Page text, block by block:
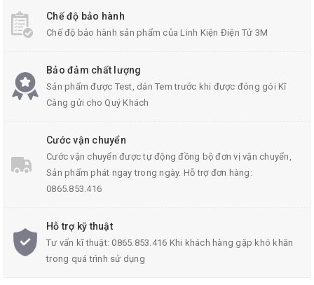
Chế độ bảo hành
Chế độ bảo hành sản phẩm của Linh Kiện Điện Tử 3M
Bảo đảm chất lượng
Sản phẩm được Test, dán Tem trước khi được đóng gói Kĩ
Càng gửi cho Quý Khách
Cước vận chuyển
Cước vận chuyển được tự động đồng bộ đơn vị vận chuyển,
Sản phẩm phát ngay trong ngày. Hỗ trợ đơn hàng:
0865.853.416
Hỗ trợ kỹ thuật
Tư vấn kĩ thuật: 0865.853.416 Khi khách hàng gặp khó khăn
trong quá trình sử dụng